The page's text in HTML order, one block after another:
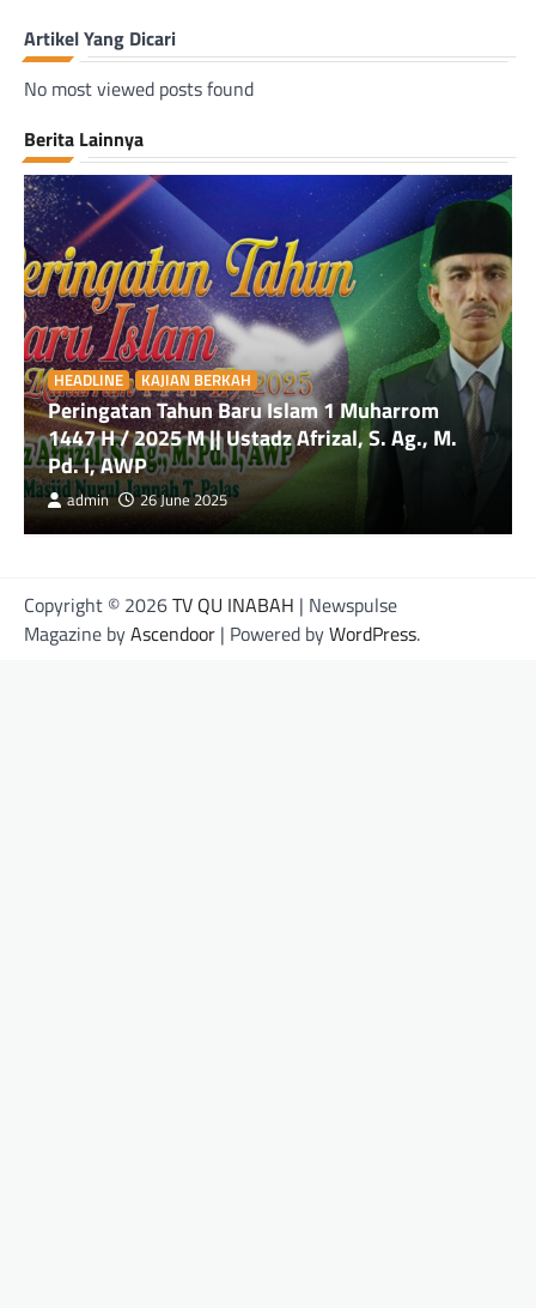
Artikel Yang Dicari
No most viewed posts found
Berita Lainnya
HEADLINE KAJIAN BERKAH
Peringatan Tahun Baru Islam 1 Muharrom
1447 H / 2025 M || Ustadz Afrizal, S. Ag., M.
Pd. I, AWP
admin 26 June 2025
Copyright © 2026TV QU INABAH | Newspulse
Magazine byAscendoor | Powered byWordPress.